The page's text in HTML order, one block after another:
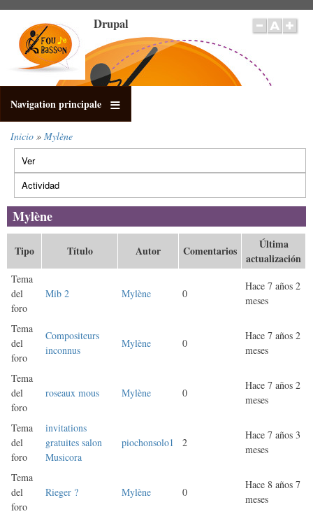
contenido
principal
Drupal
Navigation principale
Sobrescribir
enlaces
de
ayuda
a
la
navegación
Inicio Mylène
Solapas
principales
Ver
Actividad
activa)
Mylène
Tipo Título Autor Comentarios
Última
actualización
Tema
del
foro
Mib 2 Mylène 0
Hace 7 años 2
meses
Tema
del
foro
Compositeurs
inconnus
Mylène 0
Hace 7 años 2
meses
Tema
del
foro
roseaux mous Mylène 0
Hace 7 años 2
meses
Tema
del
foro
invitations
gratuites salon
Musicora
piochonsolo1 2
Hace 7 años 3
meses
Tema
del
foro
Rieger ? Mylène 0
Hace 8 años 7
meses